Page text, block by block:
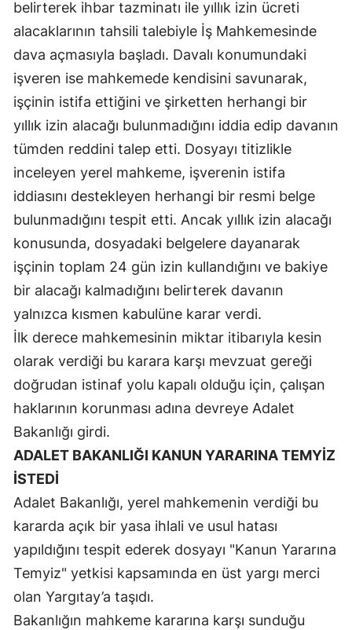
Samsun
Siirt
Sivas
Tekirdağ
Trabzon
Tunceli
Şanlıurfa
Uşak
Van
Yozgat
Zonguldak
Karaman
Kırıkkale
Batman
belirterek ihbar tazminatı ile yıllık izin ücreti
alacaklarının tahsili talebiyle İş Mahkemesinde
dava açmasıyla başladı. Davalı konumundaki
işveren ise mahkemede kendisini savunarak,
işçinin istifa ettiğini ve şirketten herhangi bir
yıllık izin alacağı bulunmadığını iddia edip davanın
tümden reddini talep etti. Dosyayı titizlikle
inceleyen yerel mahkeme, işverenin istifa
iddiasını destekleyen herhangi bir resmi belge
bulunmadığını tespit etti. Ancak yıllık izin alacağı
konusunda, dosyadaki belgelere dayanarak
işçinin toplam 24 gün izin kullandığını ve bakiye
bir alacağı kalmadığını belirterek davanın
yalnızca kısmen kabulüne karar verdi.
İlk derece mahkemesinin miktar itibarıyla kesin
olarak verdiği bu karara karşı mevzuat gereği
doğrudan istinaf yolu kapalı olduğu için, çalışan
haklarının korunması adına devreye Adalet
Bakanlığı girdi.
ADALET BAKANLIĞI KANUN YARARINA TEMYİZ
İSTEDİ
Adalet Bakanlığı, yerel mahkemenin verdiği bu
kararda açık bir yasa ihlali ve usul hatası
yapıldığını tespit ederek dosyayı "Kanun Yararına
Temyiz" yetkisi kapsamında en üst yargı merci
olan Yargıtay’a taşıdı.
Bakanlığın mahkeme kararına karşı sunduğu